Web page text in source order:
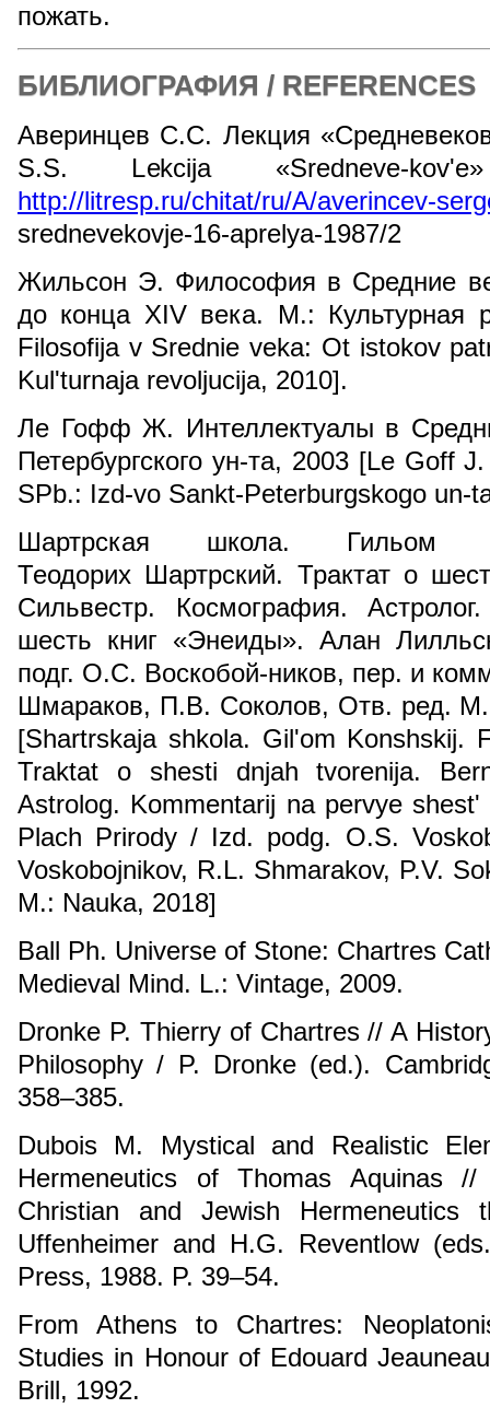
пожать.
БИБЛИОГРАФИЯ / REFERENCES
Аверинцев С.С. Лекция
S.S. Lekcija «Sredneve-
http://litresp.ru/chitat/ru/A/averincev-
srednevekovje-16-aprelya-1987/2
Жильсон Э. Философия в Средние
до конца XIV века. М.: Культурная
Filosofija v Srednie veka: Ot istokov
Kul'turnaja revoljucija, 2010].
Ле Гофф Ж. Интеллектуалы в
Петербургского ун-та, 2003 [Le Goff
SPb.: Izd-vo Sankt-Peterburgskogo un-
Шартрская школа. Гильом
Теодорих Шартрский. Трактат о
Сильвестр. Космография.
шесть книг «Энеиды». Алан
подг. О.С. Воскобой-ников, пер. и
Шмараков, П.В. Соколов, Отв. ред.
[Shartrskaja shkola. Gil'om Konshskij.
Traktat o shesti dnjah tvorenija.
Astrolog. Kommentarij na pervye
Plach Prirody / Izd. podg. O.S.
Voskobojnikov, R.L. Shmarakov, P.V.
M.: Nauka, 2018]
Ball Ph. Universe of Stone: Chartres
Medieval Mind. L.: Vintage, 2009.
Dronke P. Thierry of Chartres // A
Philosophy / P. Dronke (ed.).
358–385.
Dubois M. Mystical and Realistic
Hermeneutics of Thomas Aquinas
Christian and Jewish
Uffenheimer and H.G. Reventlow
Press, 1988. P. 39–54.
From Athens to Chartres:
Studies in Honour of Edouard
Brill, 1992.